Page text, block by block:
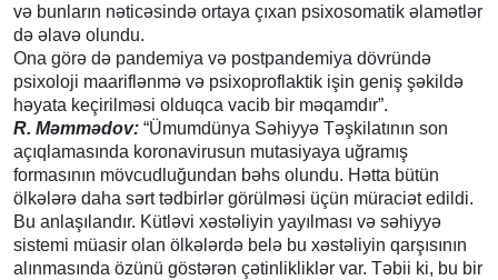
və bunların nəticəsində ortaya çıxan psixosomatik əlamətlər
də əlavə olundu.
Ona görə də pandemiya və postpandemiya dövründə
psixoloji maariflənmə və psixoproflaktik işin geniş şəkildə
həyata keçirilməsi olduqca vacib bir məqamdır”.
R. Məmmədov: “Ümumdünya Səhiyyə Təşkilatının son
açıqlamasında koronavirusun mutasiyaya uğramış
formasının mövcudluğundan bəhs olundu. Hətta bütün
ölkələrə daha sərt tədbirlər görülməsi üçün müraciət edildi.
Bu anlaşılandır. Kütləvi xəstəliyin yayılması və səhiyyə
sistemi müasir olan ölkələrdə belə bu xəstəliyin qarşısının
alınmasında özünü göstərən çətinlikliklər var. Təbii ki, bu bir